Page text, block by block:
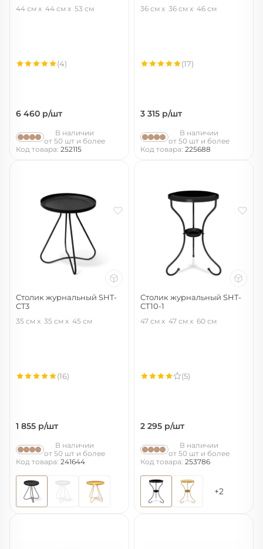
муар
44 см 44 см 53 см
6 460 р/шт
(4)
В наличии
от 50 шт и более
Код товара: 252115
36 см 36 см 46 см
3 315 р/шт
(17)
В наличии
от 50 шт и более
Код товара: 225688
Столик журнальный SHT-
CT3
35 см 35 см 45 см
1 855 р/шт
(16)
В наличии
от 50 шт и более
Код товара: 241644
Столик журнальный SHT-
CT10-1
47 см 47 см 60 см
2 295 р/шт
(5)
В наличии
от 50 шт и более
Код товара: 253786
+2